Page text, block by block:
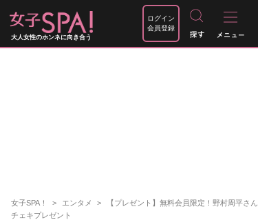
大人女性のホンネに向き合う
ログイン
会員登録
女子SPA！ エンタメ
【プレゼント】無料会員限定！野村周平さん
チェキプレゼント